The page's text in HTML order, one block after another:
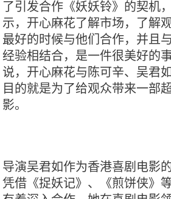
了引发合作《妖妖铃》的契机
示，开心麻花了解市场，了解
最好的时候与他们合作，并且
经验相结合，是一件很美好的
说，开心麻花与陈可辛、吴君
目的就是为了给观众带来一部
影。
导演吴君如作为香港喜剧电影
凭借《捉妖记》、《煎饼侠》